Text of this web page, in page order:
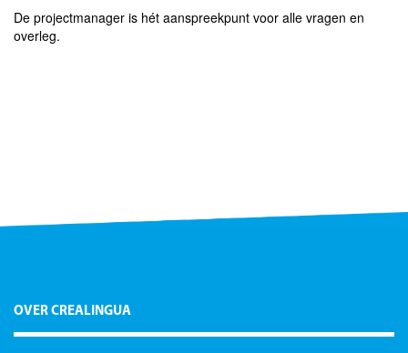
De projectmanager is hét aanspreekpunt voor alle vragen en
overleg.
OVER CREALINGUA